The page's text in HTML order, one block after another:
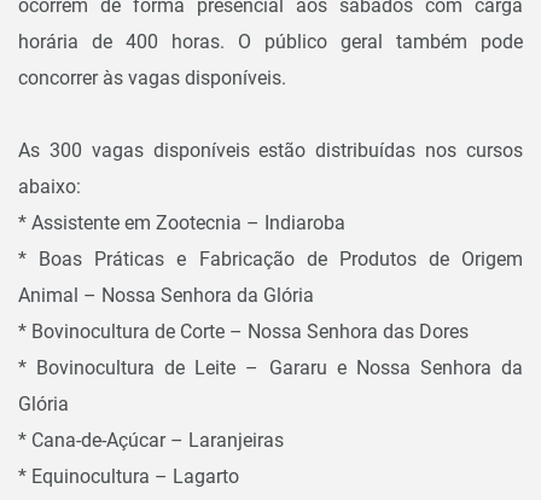
ocorrem de forma presencial aos sábados com carga
horária de 400 horas. O público geral também pode
concorrer às vagas disponíveis.
As 300 vagas disponíveis estão distribuídas nos cursos
abaixo:
* Assistente em Zootecnia – Indiaroba
* Boas Práticas e Fabricação de Produtos de Origem
Animal – Nossa Senhora da Glória
* Bovinocultura de Corte – Nossa Senhora das Dores
* Bovinocultura de Leite – Gararu e Nossa Senhora da
Glória
* Cana-de-Açúcar – Laranjeiras
* Equinocultura – Lagarto